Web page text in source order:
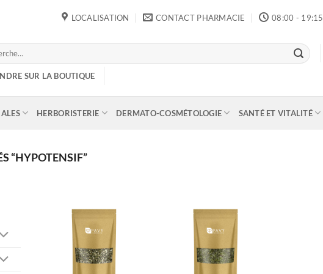
LOCALISATION CONTACT PHARMACIE 08:00 - 19:15
SUR LA BOUTIQUE
HERBORISTERIE DERMATO-COSMÉTOLOGIE SANTÉ ET VITALITÉ
“HYPOTENSIF”